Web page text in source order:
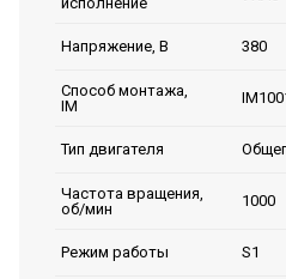
Напряжение, В 380
Способ монтажа,
IM
Тип двигателя
Частота вращения,
об/мин
1000
Режим работы S1